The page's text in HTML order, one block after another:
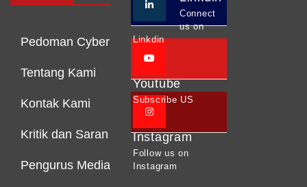
Pedoman Cyber
Tentang Kami
Kontak Kami
Kritik dan Saran
Pengurus Media
Connect
us on
Linkdin
Youtube
Subscribe US
Instagram
Follow us on
Instagram